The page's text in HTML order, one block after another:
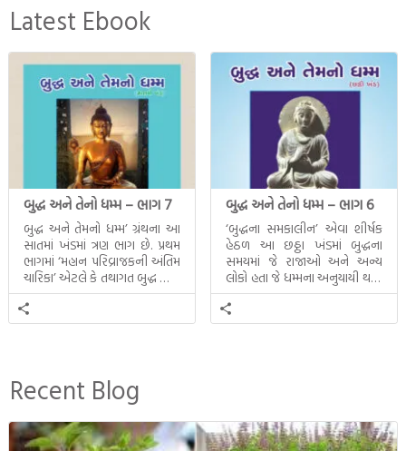
Latest Ebook
બુદ્ધ અને તેનો ધમ્મ – ભાગ 7
બુદ્ધ અને તેમનો ધમ્મ’ ગ્રંથના આ
સાતમાં ખંડમાં ત્રણ ભાગ છે. પ્રથમ
ભાગમાં ‘મહાન પરિવ્રાજકની અંતિમ
ચારિકા’ એટલે કે તથાગત બુદ્ધ સાથે
સતત પરિભ્રમણ કરતા સહચારીઓ
સાથે ફરી એકવારની
મુલાકાત, બીજા ભાગમાં તથાગતે
ઉત્તરાધિકારી તરીકે સ્થાપે છે તે
દૃશ્યો અંકિત થયાં છે. ટૂંકમાં બુદ્ધનાં
જીવનના અંતિમ દિવસોની યાત્રાનો
પરિપાક જોવા મળે […]
બુદ્ધ અને તેનો ધમ્મ – ભાગ 6
‘બુદ્ધના સમકાલીન’ એવા શીર્ષક
હેઠળ આ છઠ્ઠા ખંડમાં બુદ્ધના
સમયમાં જે રાજાઓ અને અન્ય
લોકો હતા જે ધમ્મના અનુયાયી થયા.
તેમનો અને બુદ્ધ વચ્ચે થયેલો
સત્સંગ વીશે જાણકારી મળે છે.
Recent Blog